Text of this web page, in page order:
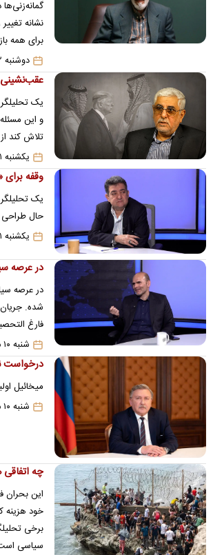
نشانه
برای همه
دوشنبه ۱۲ مرداد ۱۴۰۵
عقب‌نشینی
یک
و این
تلاش کند
یکشنبه ۱۱ مرداد ۱۴۰۵
وقفه
یک
حال طراحی
یکشنبه ۱۱ مرداد ۱۴۰۵
در عرصه
در عرصه
فارغ
شنبه ۱۰ مرداد ۱۴۰۵
درخواست
میخائیل
شنبه ۱۰ مرداد ۱۴۰۵
چه اتفاقی
این بحران
خود هزینه
برخی
سیاسی